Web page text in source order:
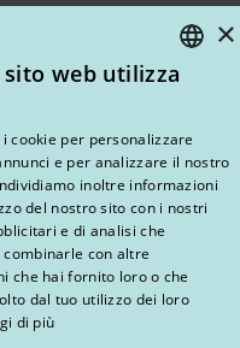
Instagram
×
sito web utilizza
cookie per personalizzare
e per analizzare il nostro
inoltre informazioni
del nostro sito con i nostri
e di analisi che
con altre
che hai fornito loro o che
dal tuo utilizzo dei loro
di più